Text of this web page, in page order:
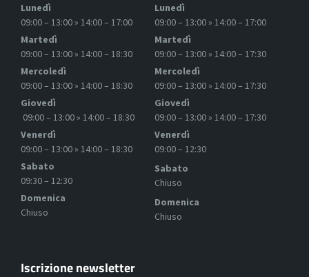
Lunedì
09:00 – 13:00 » 14:00 – 17:00
Martedì
09:00 – 13:00 » 14:00 – 18:30
Mercoledì
09:00 – 13:00 » 14:00 – 18:30
Giovedì
09:00 – 13:00 » 14:00 – 18:30
Venerdì
09:00 – 13:00 » 14:00 – 18:30
Sabato
09:30 – 12:30
Domenica
Chiuso
Lunedì
09:00 – 13:00 » 14:00 – 17:00
Martedì
09:00 – 13:00 » 14:00 – 17:30
Mercoledì
09:00 – 13:00 » 14:00 – 17:30
Giovedì
09:00 – 13:00 » 14:00 – 17:30
Venerdì
09:00 – 12:30
Sabato
Chiuso
Domenica
Chiuso
Iscrizione newsletter